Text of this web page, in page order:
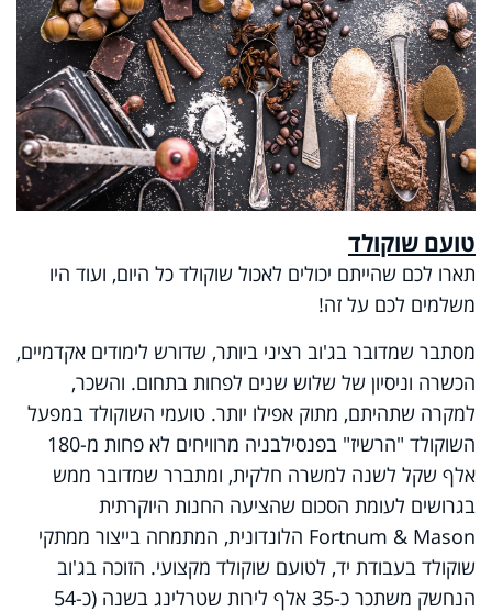
טועם שוקולד
תארו לכם שהייתם יכולים לאכול שוקולד כל היום, ועוד היו
משלמים לכם על זה!
מסתבר שמדובר בג'וב רציני ביותר, שדורש לימודים אקדמיים,
הכשרה וניסיון של שלוש שנים לפחות בתחום. והשכר,
למקרה שתהיתם, מתוק אפילו יותר. טועמי השוקולד במפעל
השוקולד "הרשיז" בפנסילבניה מרוויחים לא פחות מ-180
אלף שקל לשנה למשרה חלקית, ומתברר שמדובר ממש
בגרושים לעומת הסכום שהציעה החנות היוקרתית
Fortnum & Mason הלונדונית, המתמחה בייצור ממתקי
שוקולד בעבודת יד, לטועם שוקולד מקצועי. הזוכה בג'וב
הנחשק משתכר כ-35 אלף לירות שטרלינג בשנה (כ-54